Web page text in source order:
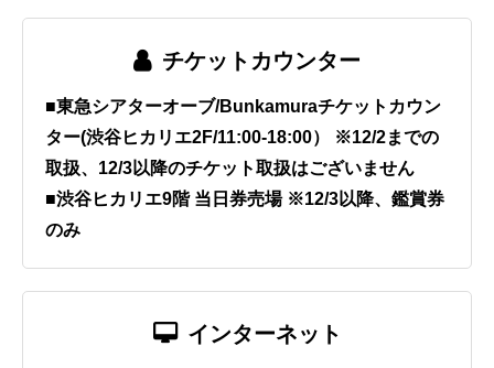
チケットカウンター
■東急シアターオーブ/Bunkamuraチケットカウン
ター(渋谷ヒカリエ2F/11:00-18:00） ※12/2までの
取扱、12/3以降のチケット取扱はございません
■渋谷ヒカリエ9階 当日券売場 ※12/3以降、鑑賞券
のみ
インターネット